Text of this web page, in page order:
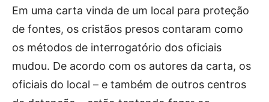
Em uma carta vinda de um local para proteção
de fontes, os cristãos presos contaram como
os métodos de interrogatório dos oficiais
mudou. De acordo com os autores da carta, os
oficiais do local – e também de outros centros